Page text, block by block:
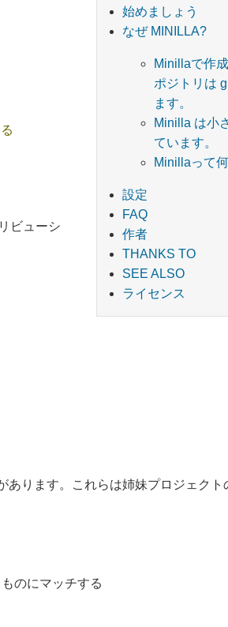
始めましょう
なぜ MINILLA?
Minillaで作
ポジトリは
ます。
Minilla は小
ています。
Minillaって
設定
FAQ
作者
THANKS TO
SEE ALSO
ライセンス
ビューシ
あります。これらは姉妹プロジェクト
のにマッチする